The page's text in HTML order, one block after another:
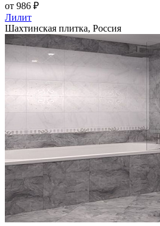
от 986 ₽
Лилит
Шахтинская плитка, Россия